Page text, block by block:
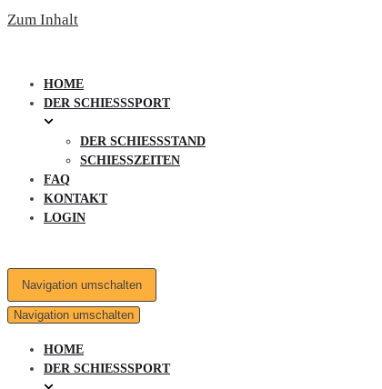
Zum Inhalt
HOME
DER SCHIESSSPORT
DER SCHIESSSTAND
SCHIESSZEITEN
FAQ
KONTAKT
LOGIN
Navigation umschalten
Navigation umschalten
HOME
DER SCHIESSSPORT